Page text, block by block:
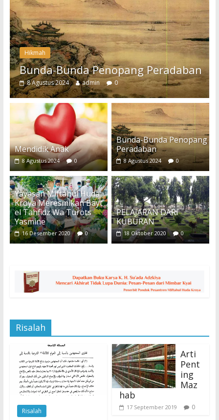
Hikmah
Bunda-Bunda Penopang Peradaban
8 Agustus 2024 admin 0
Mendidik Anak
8 Agustus 2024 0
Bunda-Bunda Penopang
Peradaban
8 Agustus 2024 0
Yayasan Miftahul Huda
Kroya Meresmikan Bayt
el Tahfidz Wa Turots
Yasmine
16 Desember 2020 0
PELAJARAN DARI
KUBURAN
18 Oktober 2020 0
Risalah
Risalah
Arti
Pent
ing
Maz
hab
17 September 2019 0